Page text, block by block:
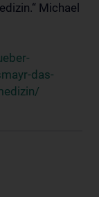
Michael
das-